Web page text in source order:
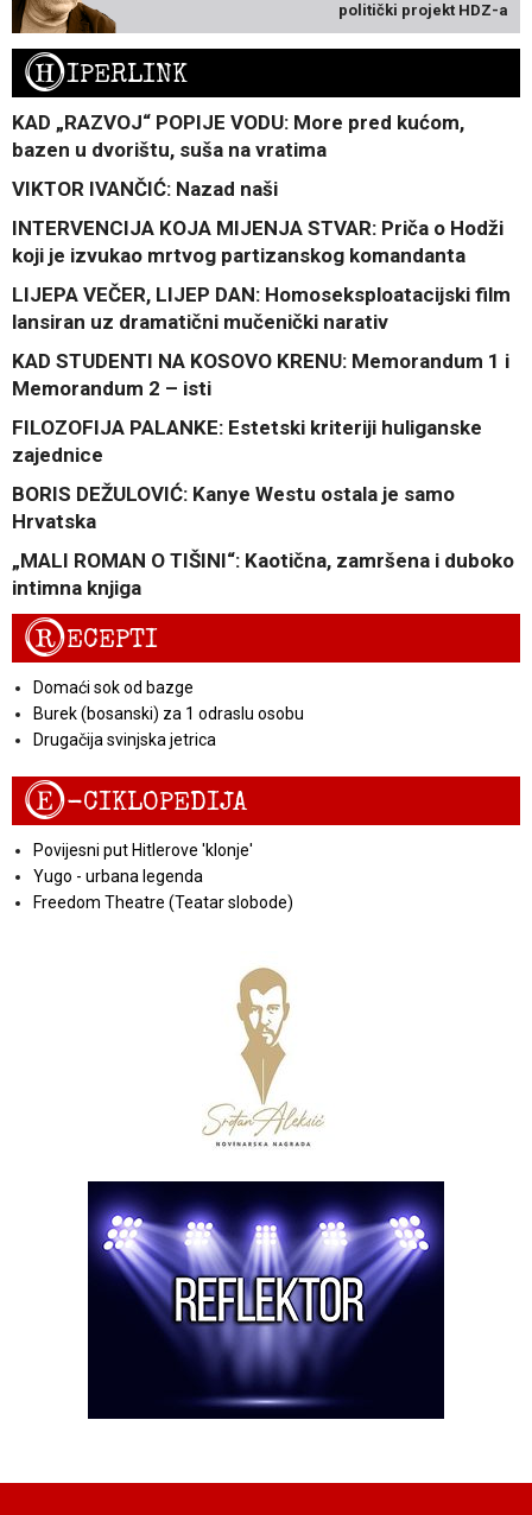
politički projekt HDZ-a
HIPERLINK
KAD „RAZVOJ“ POPIJE VODU: More pred kućom,
bazen u dvorištu, suša na vratima
VIKTOR IVANČIĆ: Nazad naši
INTERVENCIJA KOJA MIJENJA STVAR: Priča o Hodži
koji je izvukao mrtvog partizanskog komandanta
LIJEPA VEČER, LIJEP DAN: Homoseksploatacijski film
lansiran uz dramatični mučenički narativ
KAD STUDENTI NA KOSOVO KRENU: Memorandum 1 i
Memorandum 2 – isti
FILOZOFIJA PALANKE: Estetski kriteriji huliganske
zajednice
BORIS DEŽULOVIĆ: Kanye Westu ostala je samo
Hrvatska
„MALI ROMAN O TIŠINI“: Kaotična, zamršena i duboko
intimna knjiga
RECEPTI
Domaći sok od bazge
Burek (bosanski) za 1 odraslu osobu
Drugačija svinjska jetrica
E-CIKLOPEDIJA
Povijesni put Hitlerove 'klonje'
Yugo - urbana legenda
Freedom Theatre (Teatar slobode)